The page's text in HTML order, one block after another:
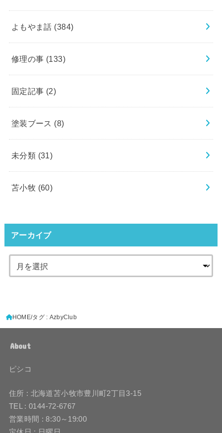
よもやま話 (384)
修理の事 (133)
固定記事 (2)
塗装ブース (8)
未分類 (31)
苫小牧 (60)
アーカイブ
HOME タグ : AzbyClub
About
ピシコ
住所 : 北海道苫小牧市豊川町2丁目3-15
TEL : 0144-72-6767
営業時間 : 8:30～19:00